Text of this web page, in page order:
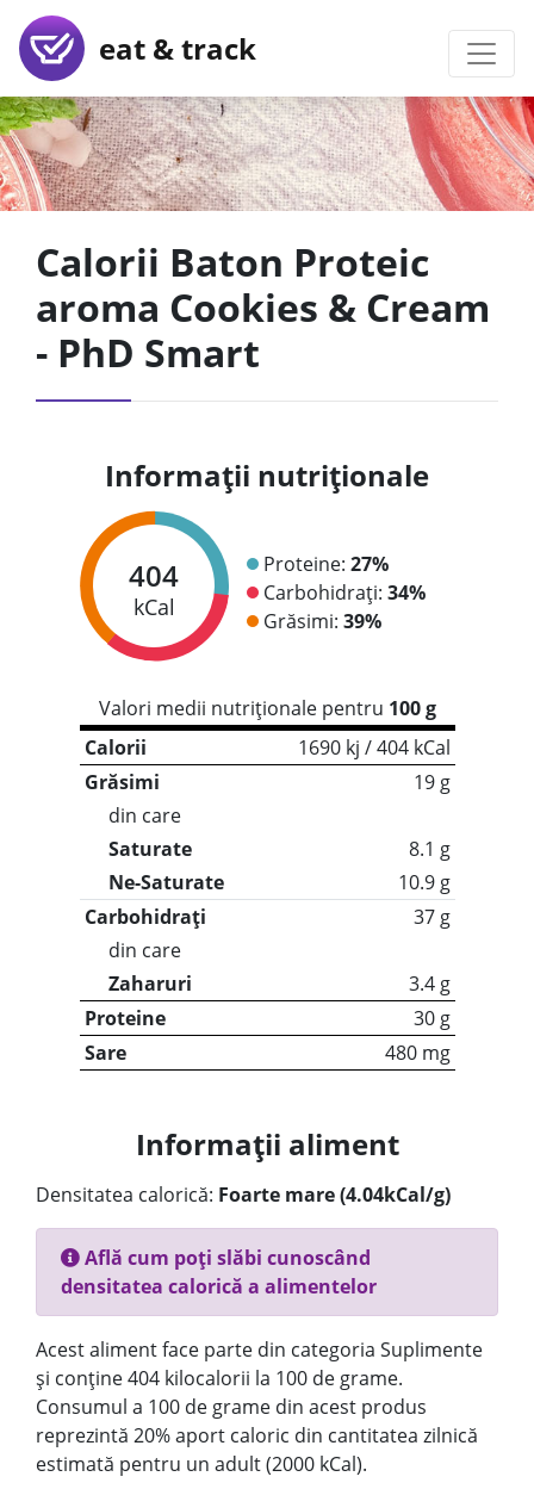
eat & track
Calorii Baton Proteic
aroma Cookies & Cream
- PhD Smart
Informații nutriționale
404
kCal
Proteine: 27%
Carbohidrați: 34%
Grăsimi: 39%
Valori medii nutriționale pentru 100 g
Calorii
1690 kj / 404 kCal
Grăsimi
19 g
din care
Saturate
8.1 g
Ne-Saturate
10.9 g
Carbohidrați
37 g
din care
Zaharuri
3.4 g
Proteine
30 g
Sare
480 mg
Informații aliment
Densitatea calorică: Foarte mare (4.04kCal/g)
Află cum poți slăbi cunoscând
densitatea calorică a alimentelor
Acest aliment face parte din categoria Suplimente
și conține 404 kilocalorii la 100 de grame.
Consumul a 100 de grame din acest produs
reprezintă 20% aport caloric din cantitatea zilnică
estimată pentru un adult (2000 kCal).